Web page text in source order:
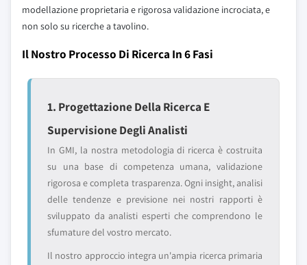
modellazione proprietaria e rigorosa validazione incrociata, e
non solo su ricerche a tavolino.
Il Nostro Processo Di Ricerca In 6 Fasi
1. Progettazione Della Ricerca E
Supervisione Degli Analisti
In GMI, la nostra metodologia di ricerca è costruita
su una base di competenza umana, validazione
rigorosa e completa trasparenza. Ogni insight, analisi
delle tendenze e previsione nei nostri rapporti è
sviluppato da analisti esperti che comprendono le
sfumature del vostro mercato.
Il nostro approccio integra un'ampia ricerca primaria